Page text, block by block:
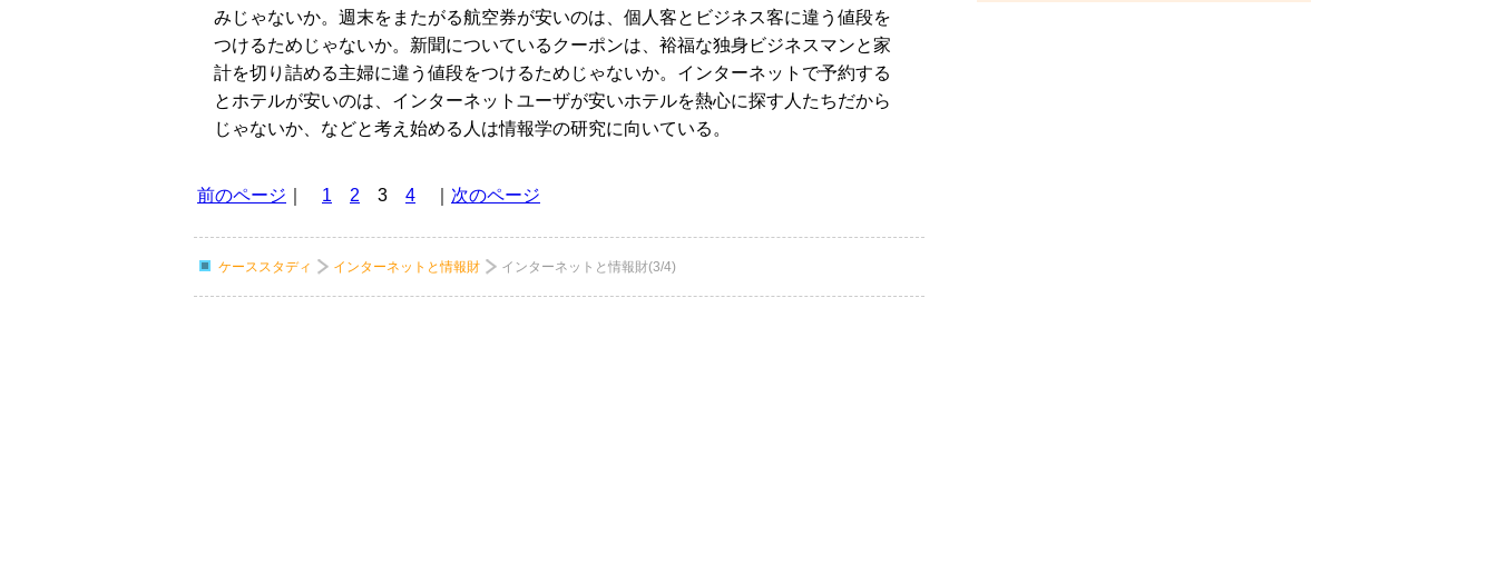
みじゃないか。週末をまたがる航空券が安いのは、個人客とビジネス客に違う値段を
つけるためじゃないか。新聞についているクーポンは、裕福な独身ビジネスマンと家
計を切り詰める主婦に違う値段をつけるためじゃないか。インターネットで予約する
とホテルが安いのは、インターネットユーザが安いホテルを熱心に探す人たちだから
じゃないか、などと考え始める人は情報学の研究に向いている。
前のページ 1 2 3 4 次のページ
ケーススタディ インターネットと情報財 インターネットと情報財(3/4)